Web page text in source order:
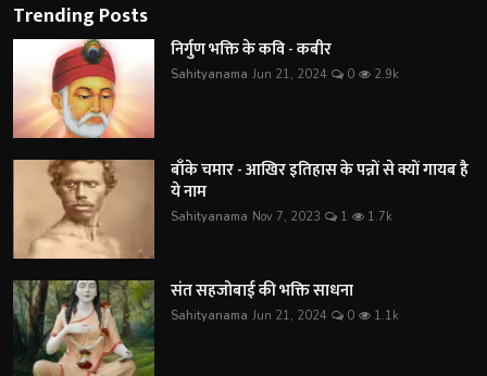
Trending Posts
निर्गुण भक्ति के कवि - कबीर
Sahityanama Jun 21, 2024 0 2.9k
बाँके चमार - आखिर इतिहास के पन्नों से क्यों गायब है
ये नाम
Sahityanama Nov 7, 2023 1 1.7k
संत सहजोबाई की भक्ति साधना
Sahityanama Jun 21, 2024 0 1.1k